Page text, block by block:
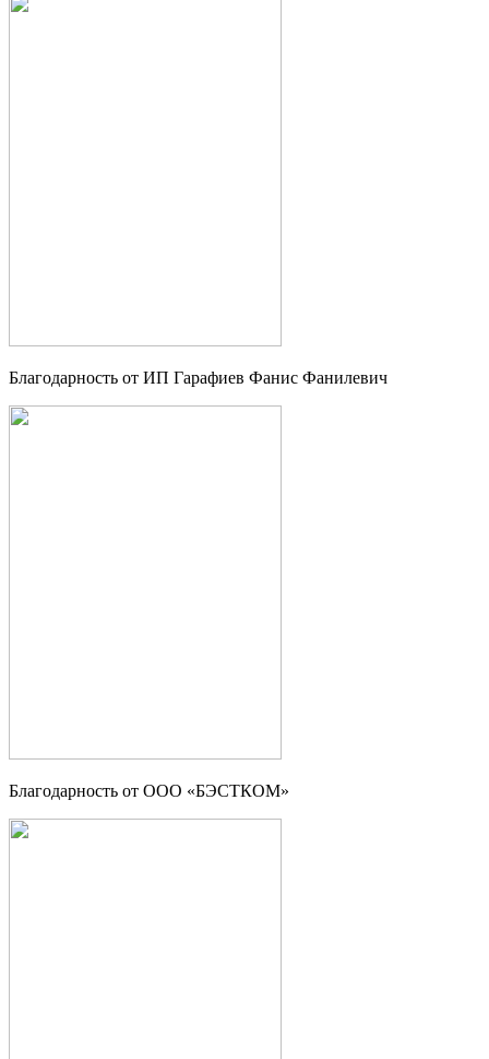
Благодарность от ИП Гарафиев Фанис Фанилевич
Благодарность от ООО «БЭСТКОМ»